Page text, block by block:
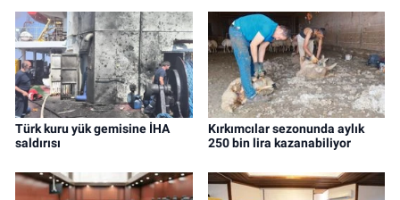
Türk kuru yük gemisine İHA
saldırısı
Kırkımcılar sezonunda aylık
250 bin lira kazanabiliyor